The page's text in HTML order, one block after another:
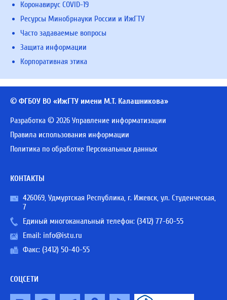
Коронавирус COVID-19
Ресурсы Минобрнауки России и ИжГТУ
Часто задаваемые вопросы
Защита информации
Корпоративная этика
© ФГБОУ ВО «ИжГТУ имени М.Т. Калашникова»
Разработка © 2026 Управление информатизации
Правила использования информации
Политика по обработке Персональных данных
КОНТАКТЫ
426069, Удмуртская Республика, г. Ижевск, ул. Студенческая,
7
Единый многоканальный телефон: (3412) 77-60-55
Email: info@istu.ru
Факс: (3412) 50-40-55
СОЦСЕТИ